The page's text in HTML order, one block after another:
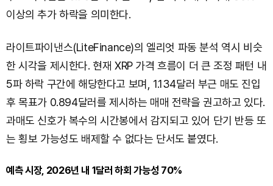
이상의 추가 하락을 의미한다.
라이트파이낸스(LiteFinance)의 엘리엇 파동 분석 역시 비슷
한 시각을 제시한다. 현재 XRP 가격 흐름이 더 큰 조정 패턴 내
5파 하락 구간에 해당한다고 보며, 1.134달러 부근 매도 진입
후 목표가 0.894달러를 제시하는 매매 전략을 권고하고 있다.
과매도 신호가 복수의 시간봉에서 감지되고 있어 단기 반등 또
는 횡보 가능성도 배제할 수 없다는 단서도 붙였다.
예측 시장, 2026년 내 1달러 하회 가능성 70%